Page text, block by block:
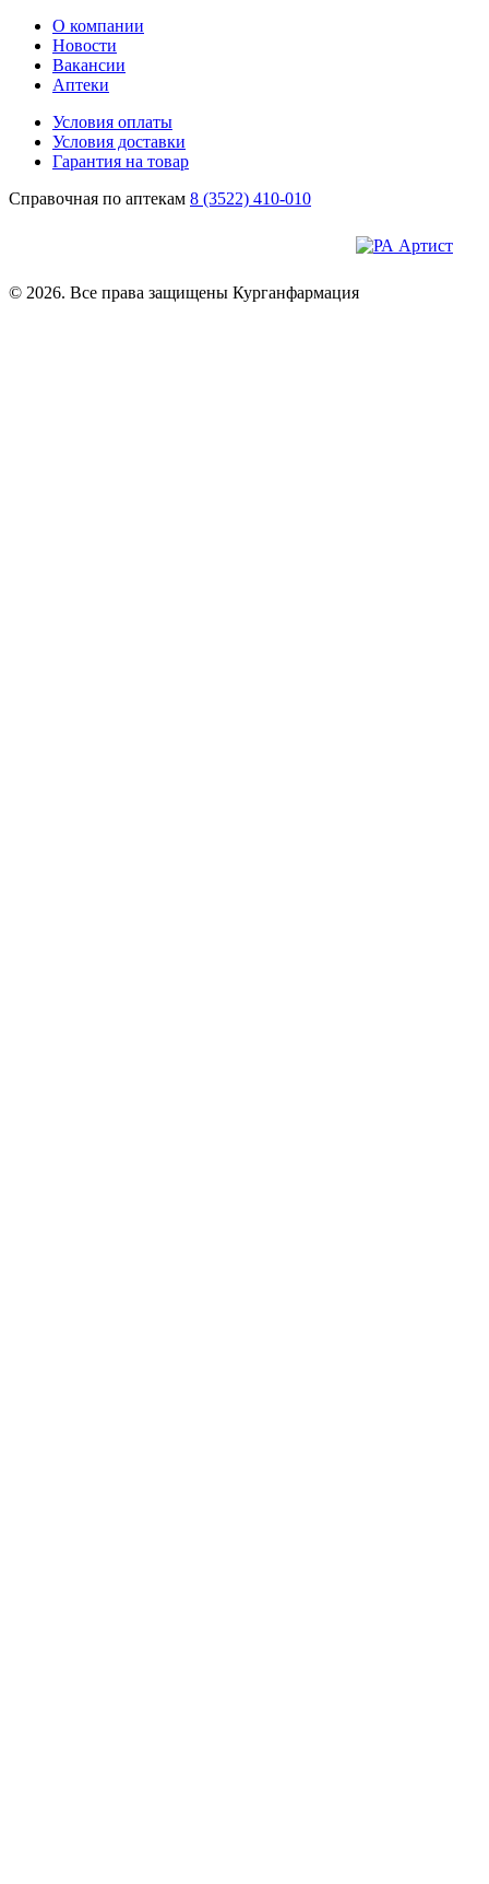
О компании
Новости
Вакансии
Аптеки
Условия оплаты
Условия доставки
Гарантия на товар
Справочная по аптекам 8 (3522) 410-010
© 2026. Все права защищены Курганфармация